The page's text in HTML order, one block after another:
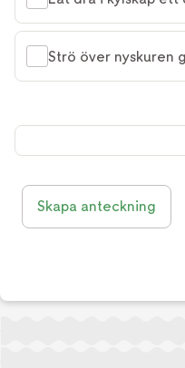
Strö över nyskuren
Skapa anteckning